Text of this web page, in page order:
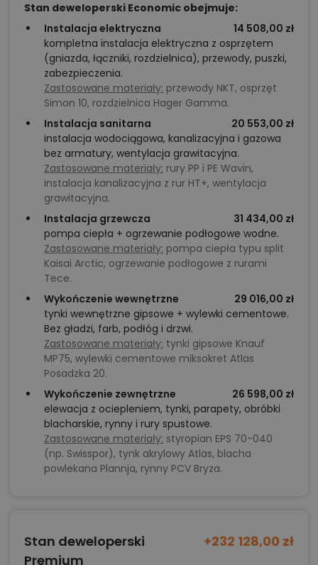
Stan deweloperski Economic obejmuje:
Instalacja elektryczna
14 508,00 zł
kompletna instalacja elektryczna z osprzętem
(gniazda, łączniki, rozdzielnica), przewody, puszki,
zabezpieczenia.
Zastosowane materiały: przewody NKT, osprzęt
Simon 10, rozdzielnica Hager Gamma.
Instalacja sanitarna
20 553,00 zł
instalacja wodociągowa, kanalizacyjna i gazowa
bez armatury, wentylacja grawitacyjna.
Zastosowane materiały: rury PP i PE Wavin,
instalacja kanalizacyjna z rur HT+, wentylacja
grawitacyjna.
Instalacja grzewcza
31 434,00 zł
pompa ciepła + ogrzewanie podłogowe wodne.
Zastosowane materiały: pompa ciepła typu split
Kaisai Arctic, ogrzewanie podłogowe z rurami
Tece.
Wykończenie wewnętrzne
29 016,00 zł
tynki wewnętrzne gipsowe + wylewki cementowe.
Bez gładzi, farb, podłóg i drzwi.
Zastosowane materiały: tynki gipsowe Knauf
MP75, wylewki cementowe miksokret Atlas
Posadzka 20.
Wykończenie zewnętrzne
26 598,00 zł
elewacja z ociepleniem, tynki, parapety, obróbki
blacharskie, rynny i rury spustowe.
Zastosowane materiały: styropian EPS 70-040
(np. Swisspor), tynk akrylowy Atlas, blacha
powlekana Plannja, rynny PCV Bryza.
Stan deweloperski
Premium
+232 128,00 zł